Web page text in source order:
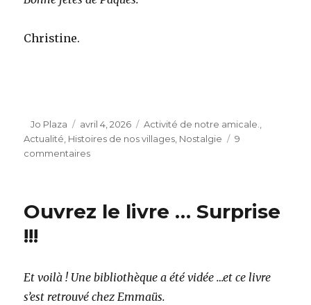
Christine.
Auteur
Jo Plaza
Publié
le
avril 4, 2026 Catégories
Activité de notre amicale.
Actualité Histoires de nos villages Nostalgie
9
commentairessur
année
Ouvrez le livre … Surprise
!!!
Et voilà ! Une bibliothèque a été vidée …et ce livre
s’est retrouvé chez Emmaüs.